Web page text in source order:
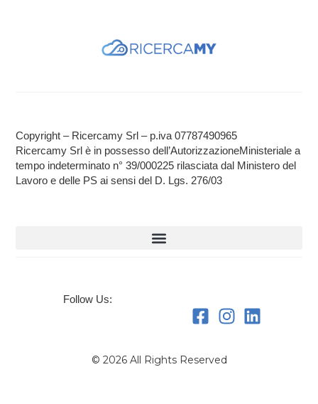
Copyright – Ricercamy Srl – p.iva 07787490965
Ricercamy Srl è in possesso dell’AutorizzazioneMinisteriale a
tempo indeterminato n° 39/000225 rilasciata dal Ministero del
Lavoro e delle PS ai sensi del D. Lgs. 276/03
Follow Us:
© 2026 All Rights Reserved